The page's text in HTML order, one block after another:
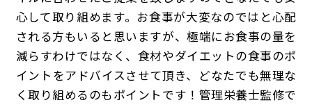
心して取り組めます。お食事が大変なのではと心配
される方もいると思いますが、極端にお食事の量を
減らすわけではなく、食材やダイエットの食事のポ
イントをアドバイスさせて頂き、どなたでも無理な
く取り組めるのもポイントです！管理栄養士監修で